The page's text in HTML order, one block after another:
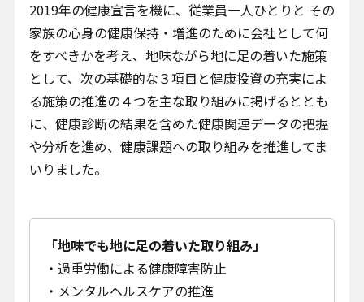
2019年の健康宣言を機に、従業員一人ひとりと その
家族の心身の健康保持・増進のために会社として何
をすべきかを考え、地味ながら地に足の着いた施策
として、次の基礎的な３項目と健康投資の充実によ
る施策の推進の４つを主な取り組みに掲げるととも
に、健康診断の結果を含めた健康関連データの把握
や分析を進め、健康課題への取り組みを推進してま
いりました。
「地味でも地に足の着いた取り組み」
過重労働による健康障害防止
メンタルヘルスケアの推進